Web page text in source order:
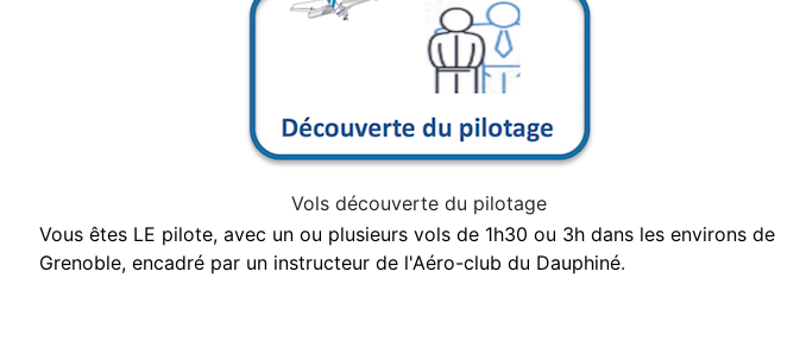
Vols découverte du pilotage
Vous êtes LE pilote, avec un ou plusieurs vols de 1h30 ou 3h dans les environs de
Grenoble, encadré par un instructeur de l'Aéro-club du Dauphiné.